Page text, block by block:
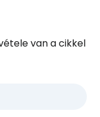
van a cikkel